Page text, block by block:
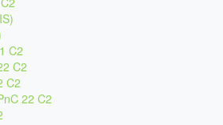
C2
C2
C2
22 C2